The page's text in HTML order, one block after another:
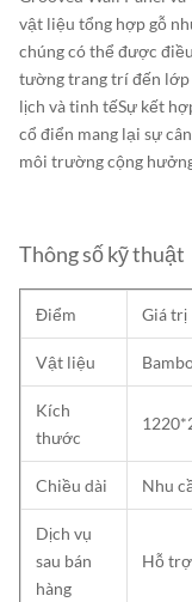
vật liệu tổng hợp gỗ
chúng có thể được
tường trang trí đến lớp
lịch và tinh tếSự kết
cổ điển mang lại sự
môi trường cộng
Thông số kỹ thuật
Điểm Giá trị
Vật liệu
Kích
thước
Chiều dài Nhu
Dịch vụ
sau bán
hàng
Hỗ